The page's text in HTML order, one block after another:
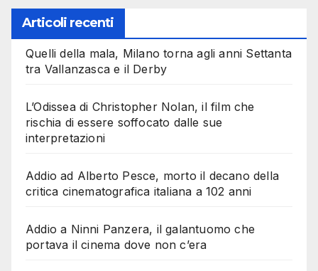
Articoli recenti
Quelli della mala, Milano torna agli anni Settanta
tra Vallanzasca e il Derby
L’Odissea di Christopher Nolan, il film che
rischia di essere soffocato dalle sue
interpretazioni
Addio ad Alberto Pesce, morto il decano della
critica cinematografica italiana a 102 anni
Addio a Ninni Panzera, il galantuomo che
portava il cinema dove non c’era